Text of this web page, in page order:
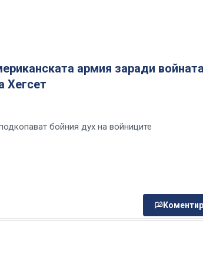
армия заради
Хегсет
бойния дух на войниците